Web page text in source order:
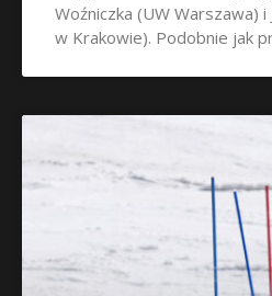
Woźniczka (UW Warszawa) i
w Krakowie). Podobnie jak